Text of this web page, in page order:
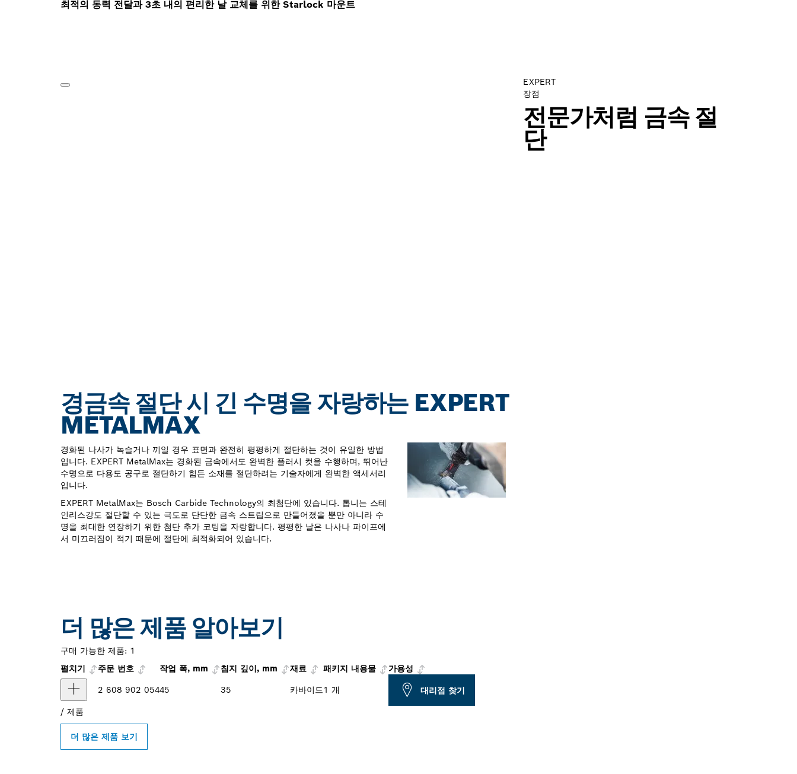
최적의 동력 전달과 3초 내의 편리한 날 교체를 위한 Starlock 마운트
EXPERT
장점
전문가처럼 금속 절
단
경금속 절단 시 긴 수명을 자랑하는 EXPERT
METALMAX
경화된 나사가 녹슬거나 끼일 경우 표면과 완전히 평평하게 절단하는 것이 유일한 방법
입니다. EXPERT MetalMax는 경화된 금속에서도 완벽한 플러시 컷을 수행하며, 뛰어난
수명으로 다용도 공구로 절단하기 힘든 소재를 절단하려는 기술자에게 완벽한 액세서리
입니다.
EXPERT MetalMax는 Bosch Carbide Technology의 최첨단에 있습니다. 톱니는 스테
인리스강도 절단할 수 있는 극도로 단단한 금속 스트립으로 만들어졌을 뿐만 아니라 수
명을 최대한 연장하기 위한 첨단 추가 코팅을 자랑합니다. 평평한 날은 나사나 파이프에
서 미끄러짐이 적기 때문에 절단에 최적화되어 있습니다.
더 많은 제품 알아보기
구매 가능한 제품: 1
펼치기
주문 번호 작업 폭, mm 침지 깊이, mm 재료 패키지 내용물
가용성
2 608 902 05445 35 카바이드1 개 대리점 찾기
/ 제품
더 많은 제품 보기